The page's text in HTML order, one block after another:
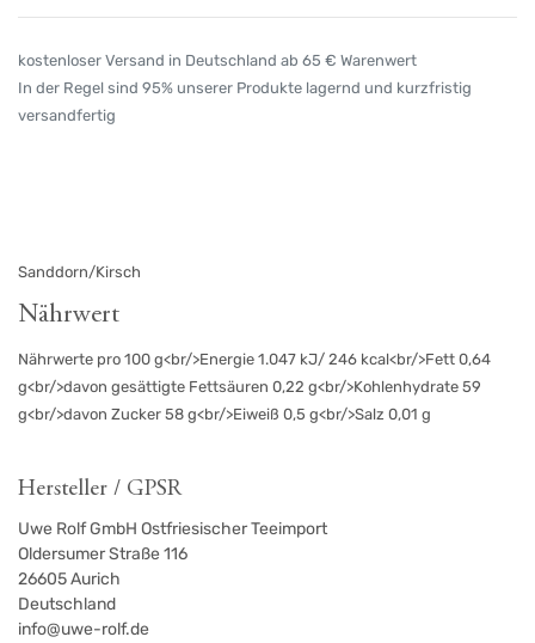
kostenloser Versand in Deutschland ab 65 € Warenwert
In der Regel sind 95% unserer Produkte lagernd und kurzfristig
versandfertig
Sanddorn/Kirsch
Nährwert
Nährwerte pro 100 g<br/>Energie 1.047 kJ/ 246 kcal<br/>Fett 0,64
g<br/>davon gesättigte Fettsäuren 0,22 g<br/>Kohlenhydrate 59
g<br/>davon Zucker 58 g<br/>Eiweiß 0,5 g<br/>Salz 0,01 g
Hersteller / GPSR
Uwe Rolf GmbH Ostfriesischer Teeimport
Oldersumer Straße 116
26605Aurich
Deutschland
info@uwe-rolf.de